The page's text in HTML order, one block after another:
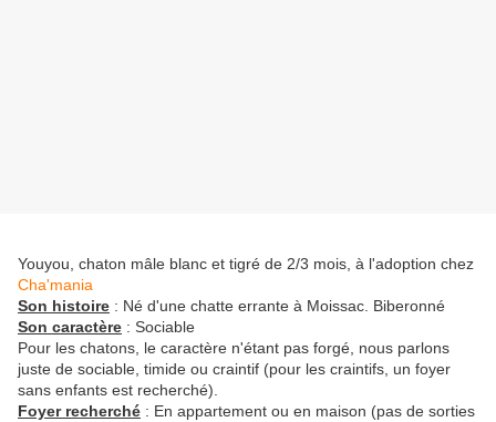
Youyou, chaton mâle blanc et tigré de 2/3 mois, à l'adoption chez
Cha'mania
Son histoire : Né d'une chatte errante à Moissac. Biberonné
Son caractère : Sociable
Pour les chatons, le caractère n'étant pas forgé, nous parlons
juste de sociable, timide ou craintif (pour les craintifs, un foyer
sans enfants est recherché).
Foyer recherché : En appartement ou en maison (pas de sorties